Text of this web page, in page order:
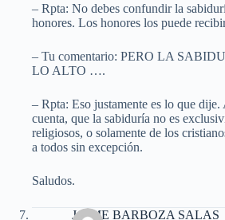
– Rpta: No debes confundir la
honores. Los honores los puede
– Tu comentario: PERO LA
LO ALTO ….
– Rpta: Eso justamente es lo que dije.
cuenta, que la sabiduría no es
religiosos, o solamente de los
a todos sin excepción.
Saludos.
JAIME BARBOZA SALAS